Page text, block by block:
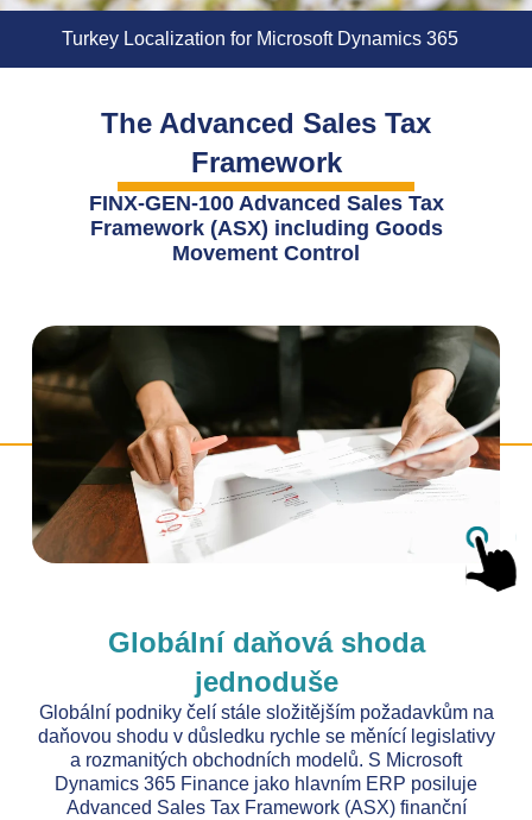
Turkey Localization for Microsoft Dynamics 365
The Advanced Sales Tax
Framework
FINX-GEN-100 Advanced Sales Tax
Framework (ASX) including Goods
Movement Control
Globální daňová shoda
jednoduše
Globální podniky čelí stále složitějším požadavkům na
daňovou shodu v důsledku rychle se měnící legislativy
a rozmanitých obchodních modelů. S Microsoft
Dynamics 365 Finance jako hlavním ERP posiluje
Advanced Sales Tax Framework (ASX) finanční